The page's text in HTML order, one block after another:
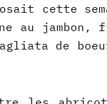
cette
au jambon,
de